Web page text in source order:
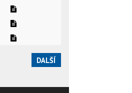
DALŠÍ